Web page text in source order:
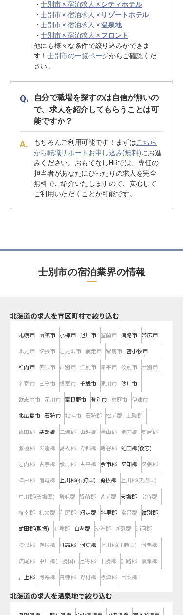
・ 士別市 × 宿泊求人 × シティホテル
・ 士別市 × 宿泊求人 × リゾートホテル
・ 士別市 × 宿泊求人 ×温泉地
・ 士別市 × 宿泊求人 × フロント
他にも様々な条件で絞り込みができま
す！ 士別市の一覧ページからご確認くだ
さい。
自分で職場を探すのは自信が無いの
で、求人を紹介してもらうことは可
能ですか？
もちろんご利用可能です！まずはこちら
から転職サポートお申し込み(無料)にお進
みください。おもてなしHRでは、専任の
担当者があなたにぴったりの求人を完全
無料でご紹介いたしますので、安心して
ご利用いただくことが可能です。
士別市の宿泊業界の情報
北海道の求人を市区町村で絞り込む
札幌市 函館市 小樽市 旭川市 室蘭市 釧路市 帯広市
北見市 夕張市 岩見沢市 網走市 留萌市 苫小牧市
稚内市 美唄市 芦別市 江別市 赤平市 紋別市 士別市
名寄市 三笠市 根室市 千歳市 滝川市 砂川市
歌志内市 深川市 富良野市 登別市 恵庭市 伊達市
北広島市 石狩市 北斗市 石狩郡 松前郡 上磯郡
亀田郡 茅部郡 二海郡 山越郡 檜山郡 爾志郡 奥尻郡
瀬棚郡 久遠郡 島牧郡 寿都郡 磯谷郡 虻田郡(後志)
岩内郡 古宇郡 積丹郡 古平郡 余市郡 空知郡 夕張郡
樺戸郡 雨竜郡 上川郡(石狩国) 勇払郡 上川郡(天塩国)
中川郡(天塩国) 増毛郡 留萌郡 苫前郡 天塩郡 宗谷郡
枝幸郡 礼文郡 利尻郡 網走郡 斜里郡 常呂郡 紋別郡
虻田郡(胆振) 有珠郡 白老郡 沙流郡 新冠郡 浦河郡
様似郡 幌泉郡 日高郡 河東郡 上川郡(十勝国) 河西郡
広尾郡 中川郡(十勝国) 足寄郡 十勝郡 釧路郡 厚岸郡
川上郡 阿寒郡 白糠郡 野付郡 標津郡 目梨郡
北海道の求人を温泉地で絞り込む